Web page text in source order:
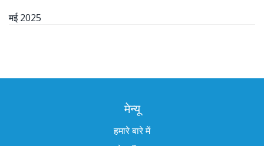
मई 2025
मेन्यू
हमारे बारे में